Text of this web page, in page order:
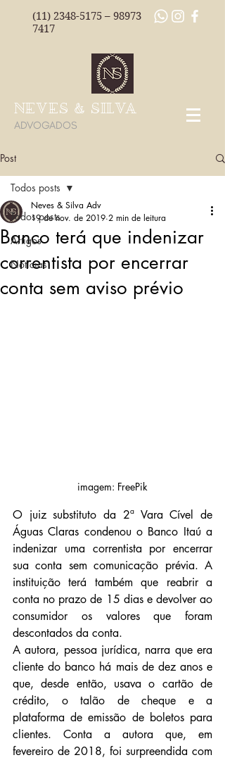
(11) 2348-5175 – 98973
7417
NEVES & SILVA
ADVOGADOS
Post
Todos posts
Artigos
Notícias
Todos posts
Banco terá que indenizar
correntista por encerrar
conta sem aviso prévio
Neves & Silva Adv
19 de nov. de 2019 2 min de leitura
imagem: FreePik
O juiz substituto da 2ª Vara Cível de
Águas Claras condenou o Banco Itaú a
indenizar uma correntista por encerrar
sua conta sem comunicação prévia. A
instituição terá também que reabrir a
conta no prazo de 15 dias e devolver ao
consumidor os valores que foram
descontados da conta.
A autora, pessoa jurídica, narra que era
cliente do banco há mais de dez anos e
que, desde então, usava o cartão de
crédito, o talão de cheque e a
plataforma de emissão de boletos para
clientes. Conta a autora que, em
fevereiro de 2018, foi surpreendida com